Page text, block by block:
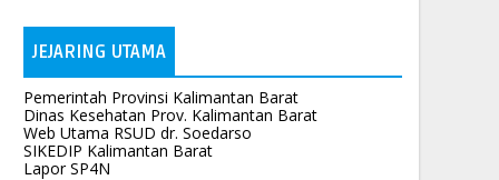
JEJARING UTAMA
Pemerintah Provinsi Kalimantan Barat
Dinas Kesehatan Prov. Kalimantan Barat
Web Utama RSUD dr. Soedarso
SIKEDIP Kalimantan Barat
Lapor SP4N